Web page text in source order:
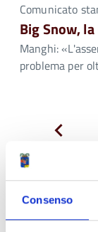
Consenso
Comunicato
Big Snow,
Manghi:
problema per
Ricerca